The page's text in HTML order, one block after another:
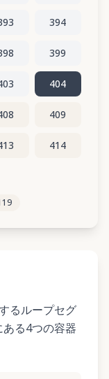
394
399
404
409
414
るループセグ
る4つの容器